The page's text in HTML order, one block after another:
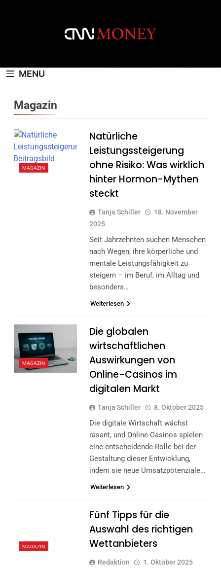
MENU
Magazin
MAGAZIN
Natürliche
Leistungssteigerung
ohne Risiko: Was wirklich
hinter Hormon-Mythen
steckt
Tanja Schiller
18. November
2025
Seit Jahrzehnten suchen Menschen
nach Wegen, ihre körperliche und
mentale Leistungsfähigkeit zu
steigern – im Beruf, im Alltag und
besonders…
Weiterlesen
MAGAZIN
Die globalen
wirtschaftlichen
Auswirkungen von
Online-Casinos im
digitalen Markt
Tanja Schiller 8. Oktober 2025
Die digitale Wirtschaft wächst
rasant, und Online-Casinos spielen
eine entscheidende Rolle bei der
Gestaltung dieser Entwicklung,
indem sie neue Umsatzpotenziale…
Weiterlesen
MAGAZIN
Fünf Tipps für die
Auswahl des richtigen
Wettanbieters
Redaktion 1. Oktober 2025